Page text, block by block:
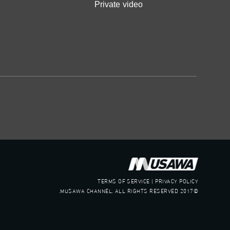
Private video
TERMS OF SERVICE | PRIVACY POLICY
©2017 MUSAWA CHANNEL. ALL RIGHTS RESERVED.